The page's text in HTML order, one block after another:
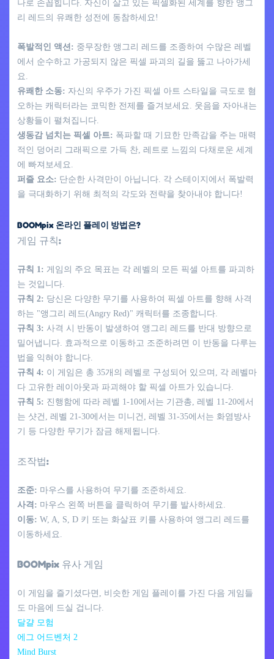
나로 손꼽힙니다. 자신이 살고 있는 픽셀화된 세계를 향한 앵그
리 레드의 유쾌한 성전에 동참하세요!
폭발적인 액션: 중무장한 앵그리 레드를 조종하여 수많은 레벨
에서 순수하고 가공되지 않은 픽셀 파괴의 길을 뚫고 나아가세
요.
유쾌한 소동: 자신의 우주가 가진 픽셀 아트 스타일을 극도로 혐
오하는 캐릭터라는 코믹한 전제를 즐겨보세요. 웃음을 자아내는
상황들이 펼쳐집니다.
생동감 넘치는 픽셀 아트: 폭파할 때 기묘한 만족감을 주는 매력
적인 덩어리 그래픽으로 가득 찬, 레트로 느낌의 다채로운 세계
에 빠져보세요.
퍼즐 요소: 단순한 사격만이 아닙니다. 각 스테이지에서 폭발력
을 극대화하기 위해 최적의 각도와 전략을 찾아내야 합니다!
BOOMpix 온라인 플레이 방법은?
게임 규칙:
규칙 1: 게임의 주요 목표는 각 레벨의 모든 픽셀 아트를 파괴하
는 것입니다.
규칙 2: 당신은 다양한 무기를 사용하여 픽셀 아트를 향해 사격
하는 "앵그리 레드(Angry Red)" 캐릭터를 조종합니다.
규칙 3: 사격 시 반동이 발생하여 앵그리 레드를 반대 방향으로
밀어냅니다. 효과적으로 이동하고 조준하려면 이 반동을 다루는
법을 익혀야 합니다.
규칙 4: 이 게임은 총 35개의 레벨로 구성되어 있으며, 각 레벨마
다 고유한 레이아웃과 파괴해야 할 픽셀 아트가 있습니다.
규칙 5: 진행함에 따라 레벨 1-10에서는 기관총, 레벨 11-20에서
는 샷건, 레벨 21-30에서는 미니건, 레벨 31-35에서는 화염방사
기 등 다양한 무기가 잠금 해제됩니다.
조작법:
조준: 마우스를 사용하여 무기를 조준하세요.
사격: 마우스 왼쪽 버튼을 클릭하여 무기를 발사하세요.
이동: W, A, S, D 키 또는 화살표 키를 사용하여 앵그리 레드를
이동하세요.
BOOMpix 유사 게임
이 게임을 즐기셨다면, 비슷한 게임 플레이를 가진 다음 게임들
도 마음에 드실 겁니다.
달걀 모험
에그 어드벤처 2
Mind Burst